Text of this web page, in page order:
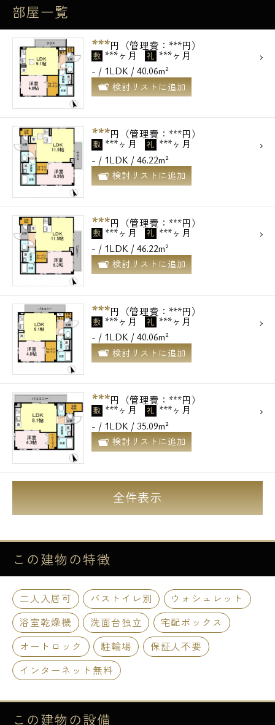
部屋一覧
***円（管理費：***円）
敷 ***ヶ月 礼 ***ヶ月
- / 1LDK / 40.06m²
検討リストに追加
***円（管理費：***円）
敷 ***ヶ月 礼 ***ヶ月
- / 1LDK / 46.22m²
検討リストに追加
***円（管理費：***円）
敷 ***ヶ月 礼 ***ヶ月
- / 1LDK / 46.22m²
検討リストに追加
***円（管理費：***円）
敷 ***ヶ月 礼 ***ヶ月
- / 1LDK / 40.06m²
検討リストに追加
***円（管理費：***円）
敷 ***ヶ月 礼 ***ヶ月
- / 1LDK / 35.09m²
検討リストに追加
全件表示
この建物の特徴
二人入居可 バストイレ別
ウォシュレット
浴室乾燥機
洗面台独立
宅配ボックス
オートロック
駐輪場
保証人不要
インターネット無料
この建物の設備